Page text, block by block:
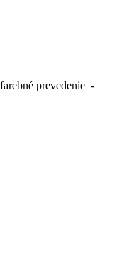
prevedenie -